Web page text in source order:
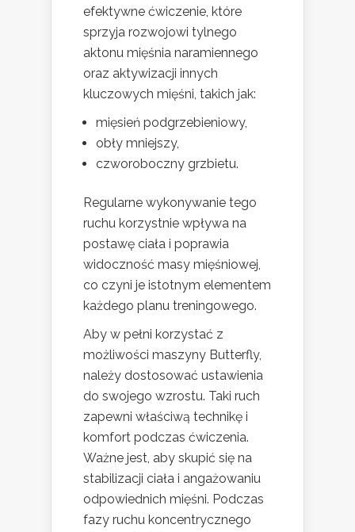
efektywne ćwiczenie, które
sprzyja rozwojowi tylnego
aktonu mięśnia naramiennego
oraz aktywizacji innych
kluczowych mięśni, takich jak:
mięsień podgrzebieniowy,
obły mniejszy,
czworoboczny grzbietu.
Regularne wykonywanie tego
ruchu korzystnie wpływa na
postawę ciała i poprawia
widoczność masy mięśniowej,
co czyni je istotnym elementem
każdego planu treningowego.
Aby w pełni korzystać z
możliwości maszyny Butterfly,
należy dostosować ustawienia
do swojego wzrostu. Taki ruch
zapewni właściwą technikę i
komfort podczas ćwiczenia.
Ważne jest, aby skupić się na
stabilizacji ciała i angażowaniu
odpowiednich mięśni. Podczas
fazy ruchu koncentrycznego